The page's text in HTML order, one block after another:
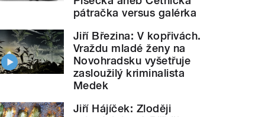
pátračka versus galérka
Jiří Březina: V kopřivách.
Vraždu mladé ženy na
Novohradsku vyšetřuje
zasloužilý kriminalista
Medek
Jiří Hájíček: Zloději